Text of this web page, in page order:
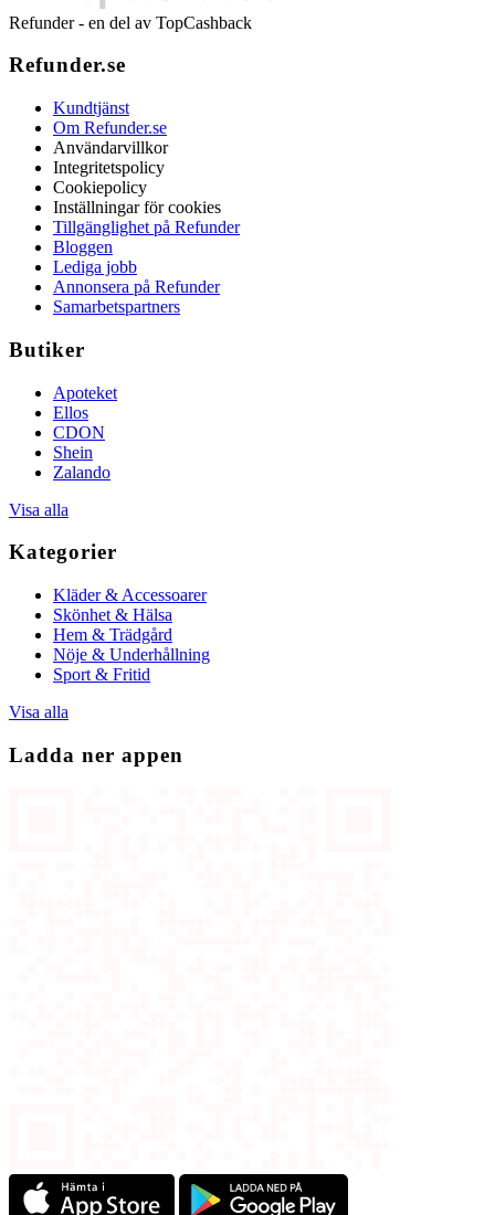
Refunder - en del av TopCashback
Refunder.se
Kundtjänst
Om Refunder.se
Användarvillkor
Integritetspolicy
Cookiepolicy
Inställningar för cookies
Tillgänglighet på Refunder
Bloggen
Lediga jobb
Annonsera på Refunder
Samarbetspartners
Butiker
Apoteket
Ellos
CDON
Shein
Zalando
Visa alla
Kategorier
Kläder & Accessoarer
Skönhet & Hälsa
Hem & Trädgård
Nöje & Underhållning
Sport & Fritid
Visa alla
Ladda ner appen